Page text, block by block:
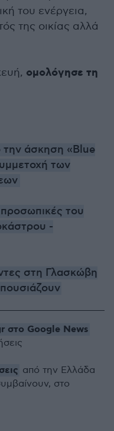
του ενέργεια,
της οικίας αλλά
ομολόγησε τη
την άσκηση «Blue
των
του
-
στη Γλασκώβη
στο Google News
από την Ελλάδα
στο